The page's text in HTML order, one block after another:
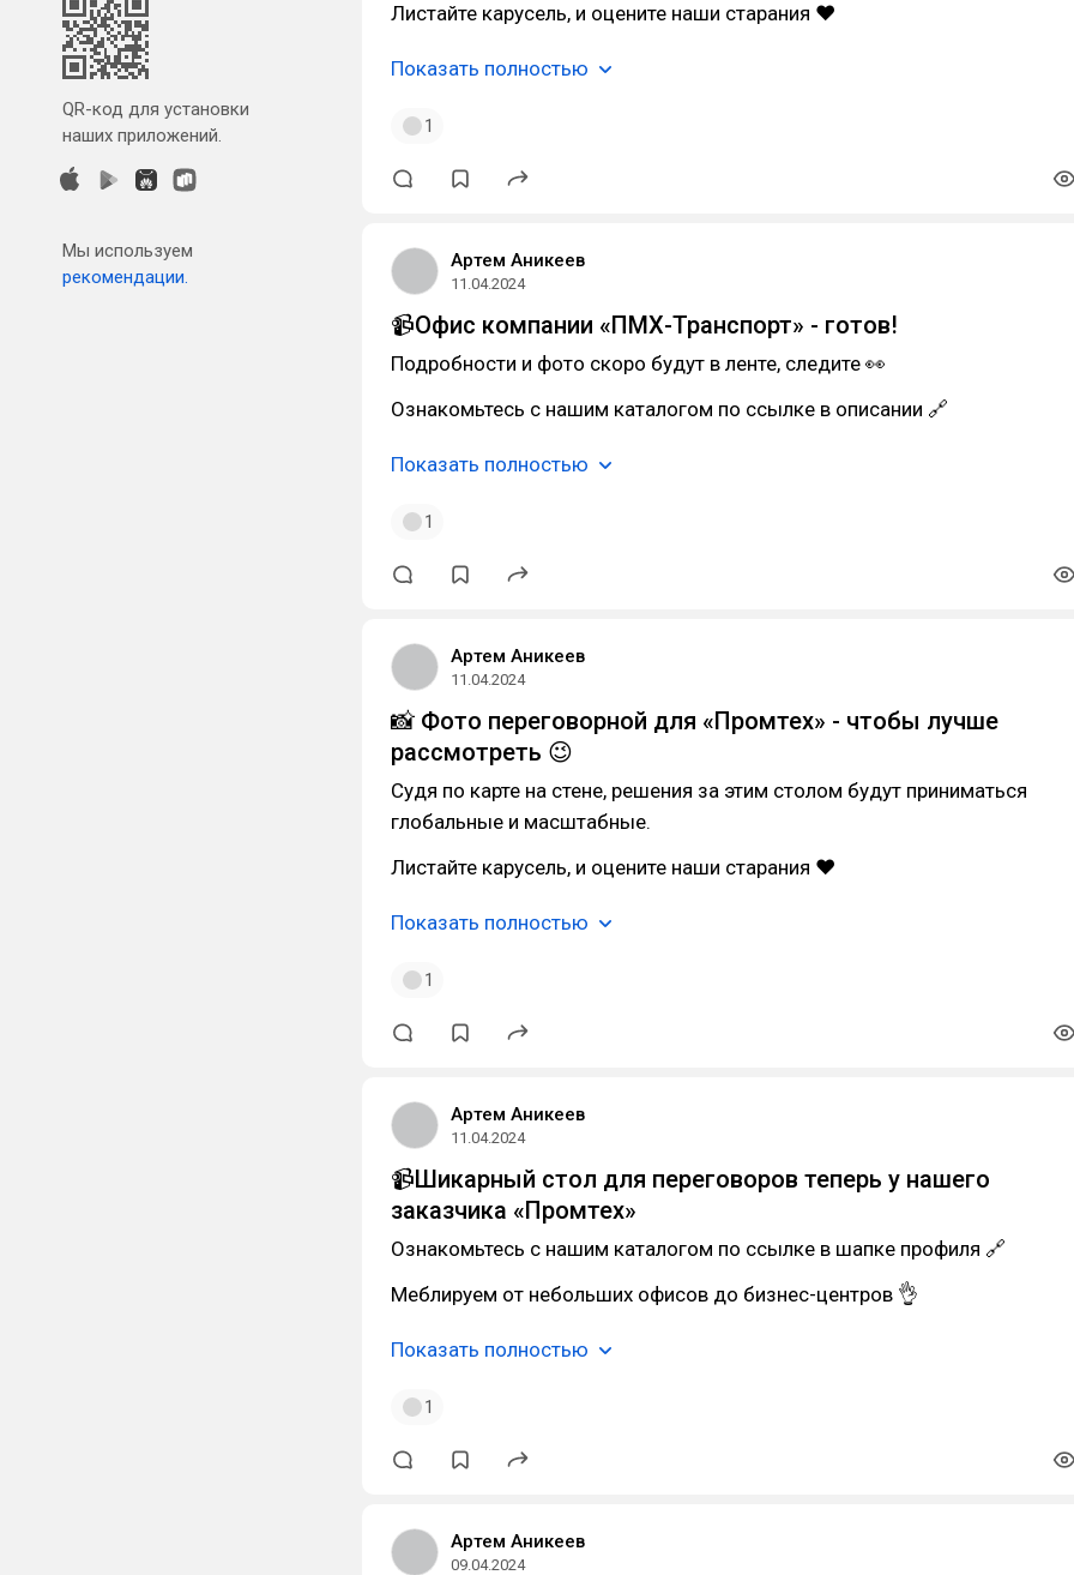
QR-код для установки
наших приложений.
Мы используем
рекомендации.
Листайте карусель, и оцените наши старания ❤
Показать полностью
1
Артем Аникеев
11.04.2024
📹Офис компании «ПМХ-Транспорт» - готов!
Подробности и фото скоро будут в ленте, следите 👀
Ознакомьтесь с нашим каталогом по ссылке в описании 🔗
Показать полностью
1
Артем Аникеев
11.04.2024
📸 Фото переговорной для «Промтех» - чтобы лучше
рассмотреть 😉
Судя по карте на стене, решения за этим столом будут приниматься
глобальные и масштабные.
Листайте карусель, и оцените наши старания ❤
Показать полностью
1
Артем Аникеев
11.04.2024
📹Шикарный стол для переговоров теперь у нашего
заказчика «Промтех»
Ознакомьтесь с нашим каталогом по ссылке в шапке профиля 🔗
Меблируем от небольших офисов до бизнес-центров 👌
Показать полностью
1
Артем Аникеев
09.04.2024